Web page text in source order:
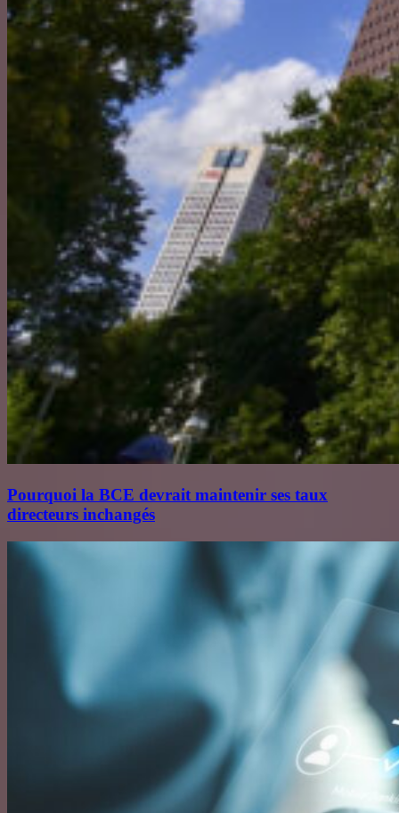
Pourquoi la BCE devrait maintenir ses taux
directeurs inchangés